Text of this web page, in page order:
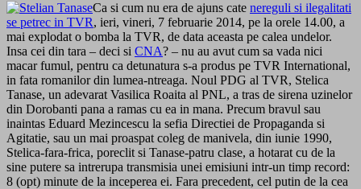
Ca si cum nu era de ajuns cate nereguli si ilegalitati
se petrec in TVR, ieri, vineri, 7 februarie 2014, pe la orele 14.00, a
mai explodat o bomba la TVR, de data aceasta pe calea undelor.
Insa cei din tara – deci si CNA? – nu au avut cum sa vada nici
macar fumul, pentru ca detunatura s-a produs pe TVR International,
in fata romanilor din lumea-ntreaga. Noul PDG al TVR, Stelica
Tanase, un adevarat Vasilica Roaita al PNL, a tras de sirena uzinelor
din Dorobanti pana a ramas cu ea in mana. Precum bravul sau
inaintas Eduard Mezincescu la sefia Directiei de Propaganda si
Agitatie, sau un mai proaspat coleg de manivela, din iunie 1990,
Stelica-fara-frica, poreclit si Tanase-patru clase, a hotarat cu de la
sine putere sa intrerupa transmisia unei emisiuni intr-un timp record:
8 (opt) minute de la inceperea ei. Fara precedent, cel putin de la cea